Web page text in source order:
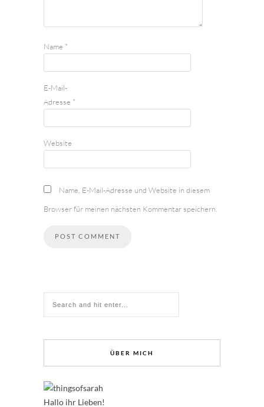
Name *
E-Mail-
Adresse *
Website
Name, E-Mail-Adresse und Website in diesem
Browser für meinen nächsten Kommentar speichern.
ÜBER MICH
Hallo ihr Lieben!